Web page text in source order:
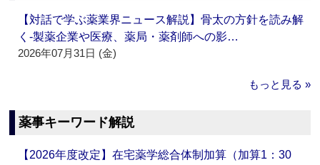
【対話で学ぶ薬業界ニュース解説】骨太の方針を読み解
く‐製薬企業や医療、薬局・薬剤師への影…
2026年07月31日 (金)
もっと見る »
薬事キーワード解説
【2026年度改定】在宅薬学総合体制加算（加算1：30